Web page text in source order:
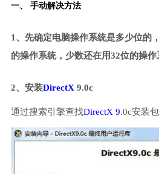
一、 手动解决方法
1、先确定电脑操作系统是多少位的
的操作系统，少数还在用32位的操作
2、安装DirectX 9.0c
通过搜索引擎查找DirectX 9.0c安装